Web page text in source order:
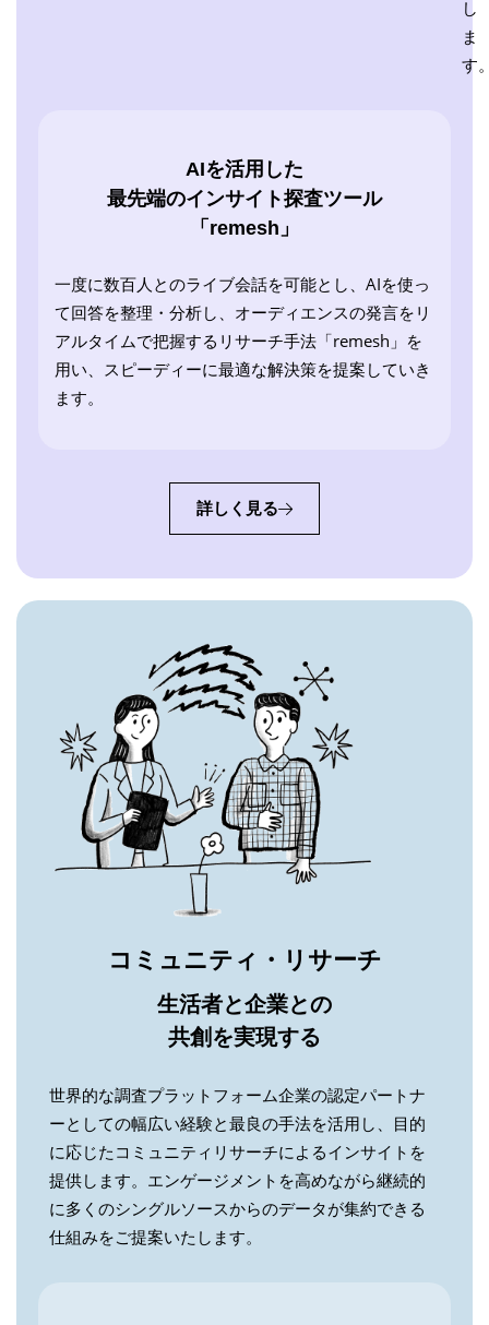
し
ま
す
AIを活用した
最先端のインサイト探査ツール
「remesh」
一度に数百人とのライブ会話を可能とし、AIを使っ
て回答を整理・分析し、オーディエンスの発言をリ
アルタイムで把握するリサーチ手法「remesh」を
用い、スピーディーに最適な解決策を提案していき
ます。
詳しく見る
コミュニティ・リサーチ
生活者と企業との
共創を実現する
世界的な調査プラットフォーム企業の認定パートナ
ーとしての幅広い経験と最良の手法を活用し、目的
に応じたコミュニティリサーチによるインサイトを
提供します。エンゲージメントを高めながら継続的
に多くのシングルソースからのデータが集約できる
仕組みをご提案いたします。